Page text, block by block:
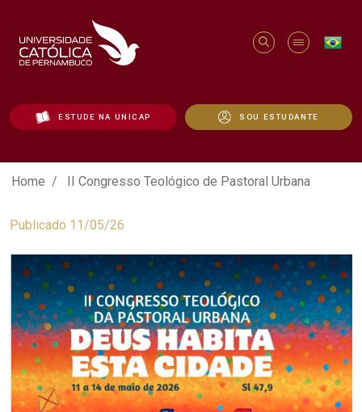
ESTUDE NA UNICAP SOU ESTUDANTE
II Congresso Teológico de Pastoral
Home II Congresso Teológico de Pastoral Urbana
Publicado 11/05/26